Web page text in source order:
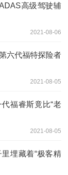
高级驾驶辅
2021-08-06
六代福特探险者
2021-08-05
福睿斯竟比“老
2021-08-05
埋藏着“极客精